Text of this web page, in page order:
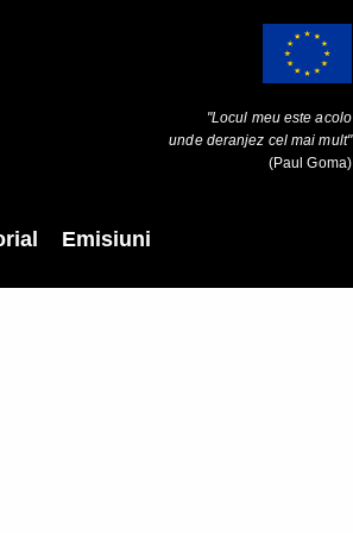
"Locul meu este acolo
unde deranjez cel mai mult"
(Paul Goma)
Emisiuni